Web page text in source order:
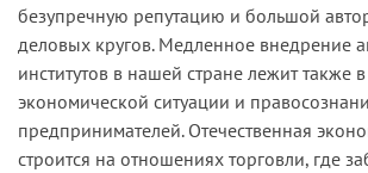
безупречную репутацию и большой
деловых кругов. Медленное внедрение
институтов в нашей стране лежит также
экономической ситуации и
предпринимателей. Отечественная
строится на отношениях торговли, где